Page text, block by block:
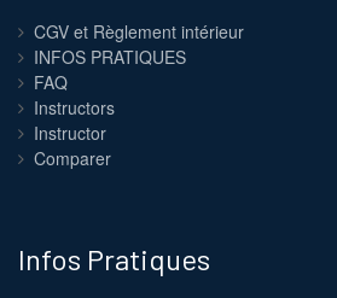
CGV et Règlement intérieur
INFOS PRATIQUES
FAQ
Instructors
Instructor
Comparer
Infos Pratiques